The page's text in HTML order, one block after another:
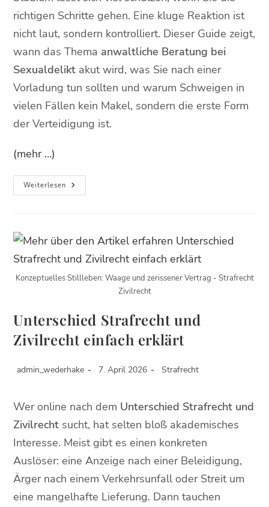
richtigen Schritte gehen. Eine kluge Reaktion ist
nicht laut, sondern kontrolliert. Dieser Guide zeigt,
wann das Thema anwaltliche Beratung bei
Sexualdelikt akut wird, was Sie nach einer
Vorladung tun sollten und warum Schweigen in
vielen Fällen kein Makel, sondern die erste Form
der Verteidigung ist.
(mehr …)
Weiterlesen
Konzeptuelles Stillleben: Waage und zerissener Vertrag - Strafrecht
Zivilrecht
Unterschied Strafrecht und
Zivilrecht einfach erklärt
admin_wederhake 7. April 2026 Strafrecht
Wer online nach dem Unterschied Strafrecht und
Zivilrecht sucht, hat selten bloß akademisches
Interesse. Meist gibt es einen konkreten
Auslöser: eine Anzeige nach einer Beleidigung,
Ärger nach einem Verkehrsunfall oder Streit um
eine mangelhafte Lieferung. Dann tauchen